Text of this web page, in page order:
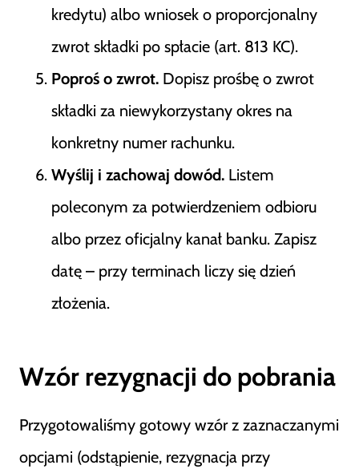
kredytu) albo wniosek o proporcjonalny
zwrot składki po spłacie (art. 813 KC).
Poproś o zwrot. Dopisz prośbę o zwrot
składki za niewykorzystany okres na
konkretny numer rachunku.
Wyślij i zachowaj dowód. Listem
poleconym za potwierdzeniem odbioru
albo przez oficjalny kanał banku. Zapisz
datę – przy terminach liczy się dzień
złożenia.
Wzór rezygnacji do pobrania
Przygotowaliśmy gotowy wzór z zaznaczanymi
opcjami (odstąpienie, rezygnacja przy